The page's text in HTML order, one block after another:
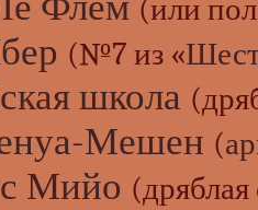
(или
(№7 из «
школа
Мешен (
Мийо